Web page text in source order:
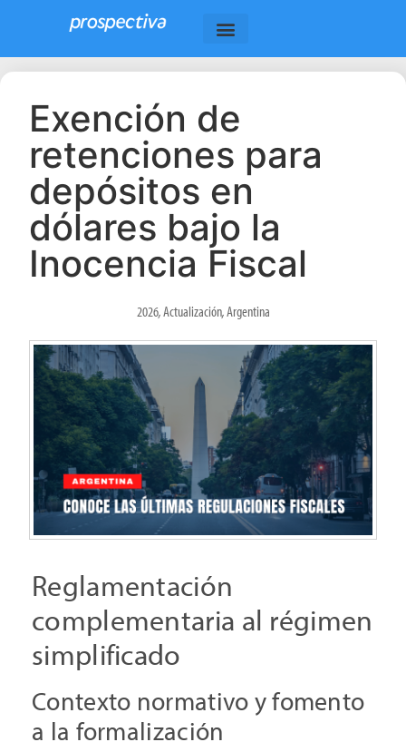
Exención de
retenciones para
depósitos en
dólares bajo la
Inocencia Fiscal
2026,Actualización,Argentina
Reglamentación
complementaria al régimen
simplificado
Contexto normativo y fomento
a la formalización